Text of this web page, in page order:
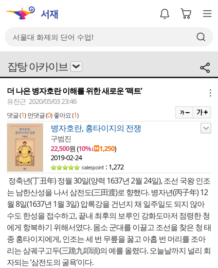
잡탕 아카이브
더 나은 병자호란 이해를 위한 새로운 ‘팩트’
유찬근 2020/05/03 23:46
댓글 (1) 먼댓글 (0) 좋아요 (1)
병자호란, 홍타이지의 전쟁
구범진
22,500원 (10%↓ 1,250)
2019-02-24
: 1,272
정축년(丁丑年) 정월 30일(양력 1637년 2월 24일), 조선 국왕 인조
는 남한산성을 나서 삼전도(三田渡)로 향했다. 병자년(丙子年) 12
월 8일(1637년 1월 3일) 압록강을 건넌지 채 일주일도 되지 않아
수도 한성을 접수하고, 끝내 최후의 보루인 강화도마저 점령한 청
에게 항복하기 위해서였다. 몸소 군대를 이끌고 조선을 찾은 청 태
종 홍타이지에게, 인조는 세 번 무릎을 꿇고 아홉 번 머리를 조아
리는 삼궤구고두(三跪九叩頭)의 예를 올렸다. 오늘날까지 널리 회
자되는 ‘삼전도의 굴욕’이다.